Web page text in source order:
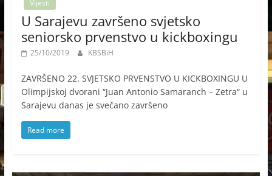
Vijesti
U Sarajevu završeno svjetsko
seniorsko prvenstvo u kickboxingu
25/10/2019 KBSBiH
ZAVRŠENO 22. SVJETSKO PRVENSTVO U KICKBOXINGU U
Olimpijskoj dvorani “Juan Antonio Samaranch – Zetra“ u
Sarajevu danas je svečano završeno
Read more